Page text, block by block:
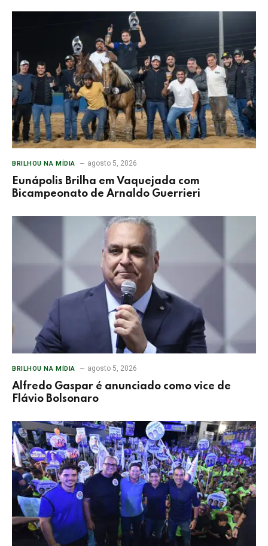
BRILHOU NA MÍDIA agosto 5, 2026
Eunápolis Brilha em Vaquejada com
Bicampeonato de Arnaldo Guerrieri
BRILHOU NA MÍDIA agosto 5, 2026
Alfredo Gaspar é anunciado como vice de
Flávio Bolsonaro